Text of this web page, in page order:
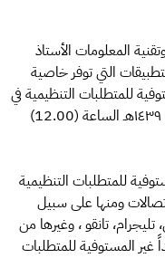
المعلومات الأستاذ
التي توفر خاصية
للمتطلبات التنظيمية في
المملكة وذلك بدءً من يوم الخميس 1 محرم ١٤٣٩هـ الساعة (12.00)
للمتطلبات التنظيمية
ومنها على سبيل
تانقو ، وغيرها من
غير المستوفية للمتطلبات